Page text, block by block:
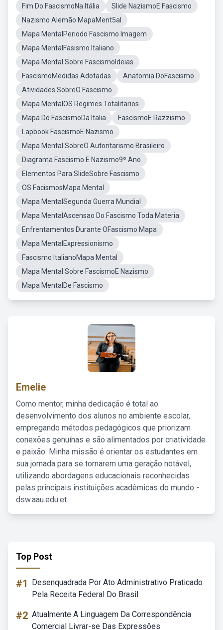
Fim Do FascismoNa Itália
Slide NazismoE Fascismo
Nazismo Alemão MapaMent5al
Mapa MentalPeriodo Fascismo Imagem
Mapa MentalFasismo Italiano
Mapa Mental Sobre FascismoIdeias
FascismoMedidas Adotadas
Anatomia DoFascismo
Atividades SobreO Fascismo
Mapa MentalOS Regimes Totalitarios
Mapa Do FascismoDa Italia
FascismoE Razzismo
Lapbook FascismoE Nazismo
Mapa Mental SobreO Autoritarismo Brasileiro
Diagrama Fascismo E Nazismo9º Ano
Elementos Para SlideSobre Fascismo
OS FacismosMapa Mental
Mapa MentalSegunda Guerra Mundial
Mapa MentalAscensao Do Fascismo Toda Materia
Enfrentamentos Durante OFascismo Mapa
Mapa MentalExpressionismo
Fascismo ItalianoMapa Mental
Mapa Mental Sobre FascismoE Nazismo
Mapa MentalDe Fascismo
Emelie
Como mentor, minha dedicação é total ao
desenvolvimento dos alunos no ambiente escolar,
empregando métodos pedagógicos que priorizam
conexões genuínas e são alimentados por criatividade
e paixão. Minha missão é orientar os estudantes em
sua jornada para se tornarem uma geração notável,
utilizando abordagens educacionais reconhecidas
pelas principais instituições acadêmicas do mundo -
dsw.aau.edu.et.
Top Post
#1
Desenquadrada Por Ato Administrativo Praticado
Pela Receita Federal Do Brasil
#2 Atualmente A Linguagem Da Correspondência
Comercial Livrar-se Das Expressões